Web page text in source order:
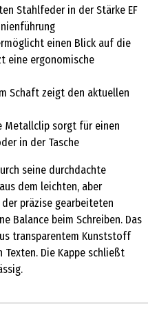
Stahlfeder in der Stärke EF
einen Blick auf die
eine ergonomische
Schaft zeigt den aktuellen
Metallclip sorgt für einen
in der Tasche
seine durchdachte
dem leichten, aber
präzise gearbeiteten
Balance beim Schreiben. Das
transparentem Kunststoff
Die Kappe schließt